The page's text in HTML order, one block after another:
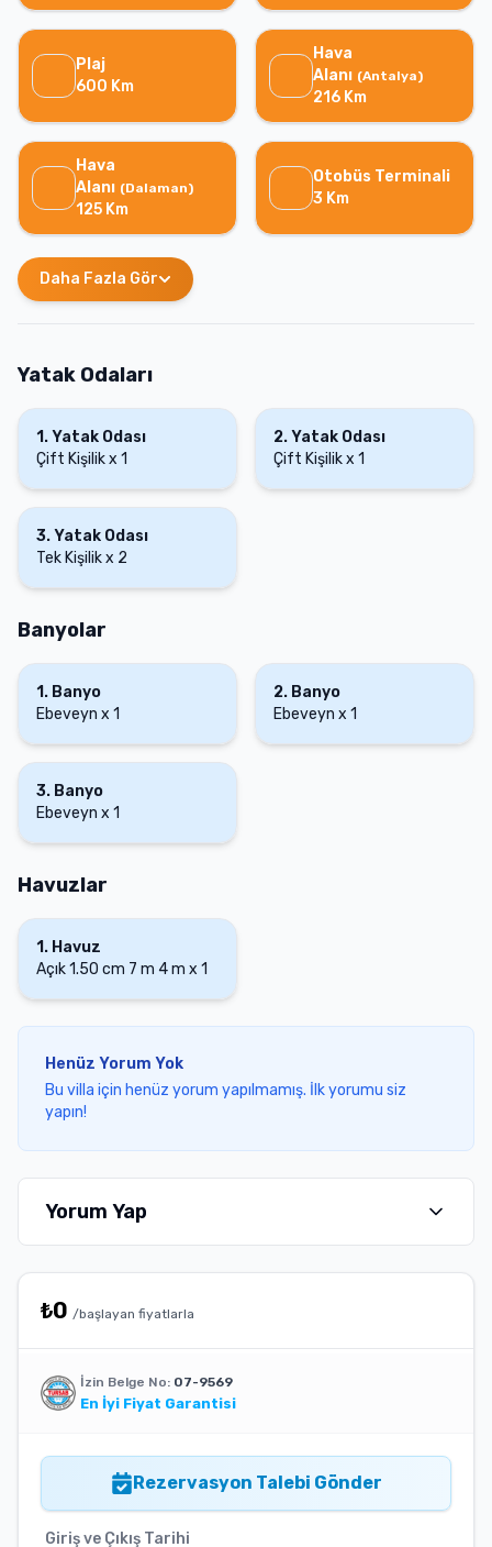
Plaj
600 Km
Hava
Alanı (Antalya)
216 Km
Hava
Alanı (Dalaman)
125 Km
Otobüs Terminali
3 Km
Daha Fazla Gör
Yatak Odaları
1 .Yatak Odası
Çift Kişilikx 1
2.Yatak Odası
Çift Kişilikx 1
3.Yatak Odası
Tek Kişilikx 2
Banyolar
1 . Banyo
Ebeveyn x 1
2. Banyo
Ebeveyn x 1
3. Banyo
Ebeveyn x 1
Havuzlar
1 . Havuz
Açık1.50 cm 7 m 4 m x 1
Henüz Yorum Yok
Bu villa için henüz yorum yapılmamış. İlk yorumu siz
yapın!
Yorum Yap
₺0 /başlayan fiyatlarla
İzin Belge No: 07-9569
En İyi Fiyat Garantisi
Rezervasyon Talebi Gönder
Giriş ve Çıkış Tarihi